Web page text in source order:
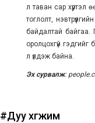
л таван сар хүртэл
тоглолт,
байдалтай байгаа.
оролцохгүй
л үлдэж байна.
Эх сурвалж:
#Дуу хөгжим